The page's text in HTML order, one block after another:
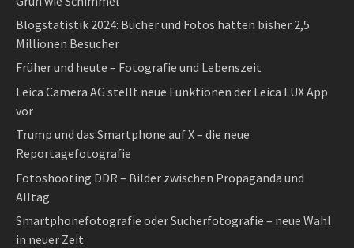
Blogstatistik 2024: Bücher und Fotos hatten bisher 2,5
Millionen Besucher
Früher und heute – Fotografie und Lebenszeit
Leica Camera AG stellt neue Funktionen der Leica LUX App
vor
Trump und das Smartphone auf X – die neue
Reportagefotografie
Fotoshooting DDR – Bilder zwischen Propaganda und
Alltag
Smartphonefotografie oder Sucherfotografie – neue Wahl
in neuer Zeit